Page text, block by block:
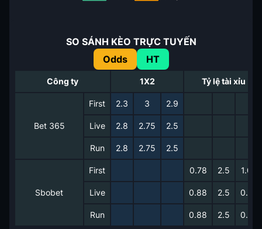
SO SÁNH KÈO TRỰC TUYẾN
Odds
HT
Công ty 1X2 Tỷ lệ tài xỉu
Bet 365
First 2.3 3 2.9
Live 2.8 2.75 2.5
Run 2.8 2.75 2.5
Sbobet
First 0.78 2.5 1.00
Live 0.88 2.5 0.92
Run 0.88 2.5 0.92